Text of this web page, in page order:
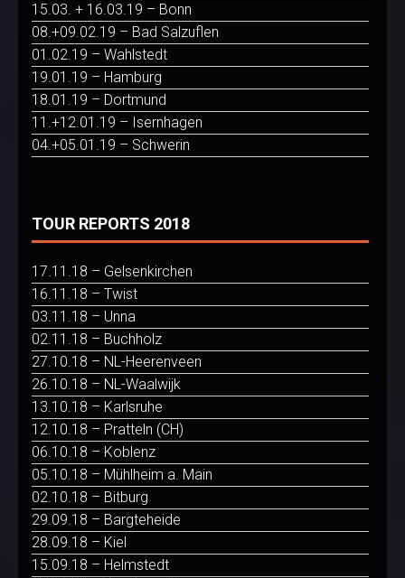
15.03. + 16.03.19 – Bonn
08.+09.02.19 – Bad Salzuflen
01.02.19 – Wahlstedt
19.01.19 – Hamburg
18.01.19 – Dortmund
11.+12.01.19 – Isernhagen
04.+05.01.19 – Schwerin
TOUR REPORTS 2018
17.11.18 – Gelsenkirchen
16.11.18 – Twist
03.11.18 – Unna
02.11.18 – Buchholz
27.10.18 – NL-Heerenveen
26.10.18 – NL-Waalwijk
13.10.18 – Karlsruhe
12.10.18 – Pratteln (CH)
06.10.18 – Koblenz
05.10.18 – Mühlheim a. Main
02.10.18 – Bitburg
29.09.18 – Bargteheide
28.09.18 – Kiel
15.09.18 – Helmstedt